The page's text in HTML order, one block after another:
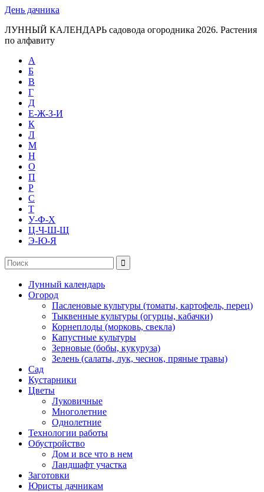
День дачника
ЛУННЫЙ КАЛЕНДАРЬ садовода огородника 2026. Растения
по алфавиту
А
Б
В
Г
Д
Е-Ж-З-И
К
Л
М
Н
О
П
Р
С
Т
У-Ф-Х
Ц-Ч-Ш-Щ
Э-Ю-Я
Лунный календарь
Огород
Пасленовые культуры (томаты, картофель, перец)
Тыквенные культуры (огурцы, кабачки)
Корнеплоды (морковь, свекла)
Капустные культуры
Зерновые (бобы, кукуруза)
Зелень (салаты, лук, чеснок, пряные травы)
Сад
Кустарники
Цветы
Луковичные
Многолетние
Однолетние
Технологии работы
Обустройство
Дом и все что в нем
Ландшафт участка
Заготовки
Юристы дачникам